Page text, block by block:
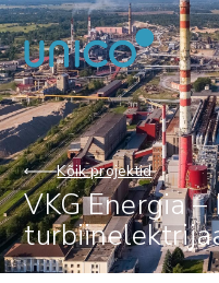
Kõik projektid
VKG Energia